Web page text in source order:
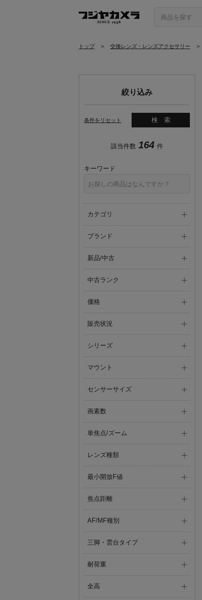
トップ > 交換レンズ・レンズアクセサリー >
絞り込み
条件をリセット 検索
該当件数 164 件
キーワード
カテゴリ
ブランド
新品/中古
中古ランク
価格
販売状況
シリーズ
マウント
センサーサイズ
画素数
単焦点/ズーム
レンズ種類
最小開放F値
焦点距離
AF/MF種別
三脚・雲台タイプ
耐荷重
全高